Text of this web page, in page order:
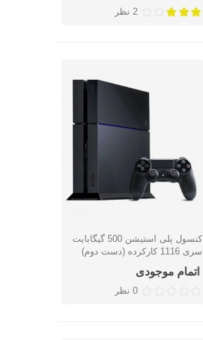
2 نظر
نمایش سریع
کنسول پلی استیشن 500 گیگابایت
سری 1116 کارکرده (دست دوم)
اتمام موجودی
0 نظر